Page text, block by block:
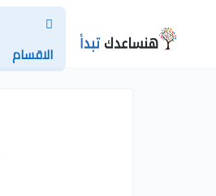
الاقسام